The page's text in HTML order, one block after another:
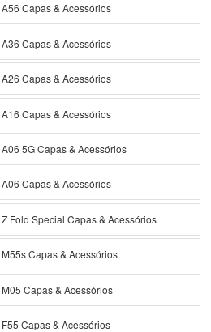
Capas & Acessórios
Capas & Acessórios
Capas & Acessórios
Capas & Acessórios
5G Capas & Acessórios
Capas & Acessórios
Fold Special Capas & Acessórios
Capas & Acessórios
Capas & Acessórios
Capas & Acessórios